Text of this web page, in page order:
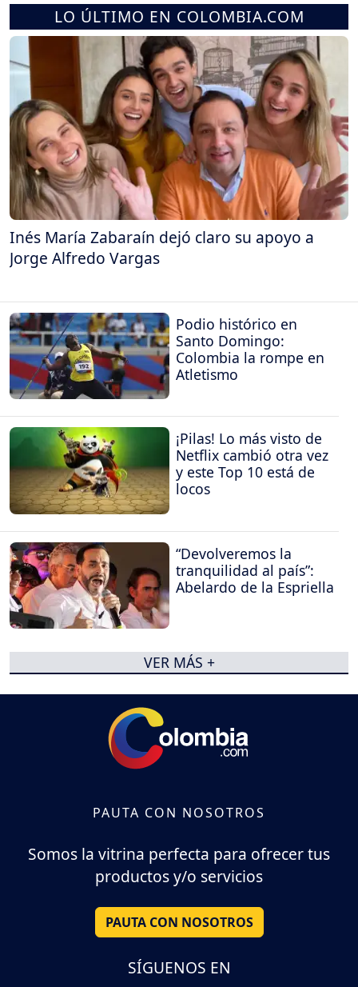
LO ÚLTIMO EN COLOMBIA.COM
Inés María Zabaraín dejó claro su apoyo a
Jorge Alfredo Vargas
Podio histórico en
Santo Domingo:
Colombia la rompe en
Atletismo
¡Pilas! Lo más visto de
Netflix cambió otra vez
y este Top 10 está de
locos
“Devolveremos la
tranquilidad al país”:
Abelardo de la Espriella
VER MÁS +
PAUTA CON NOSOTROS
Somos la vitrina perfecta para ofrecer tus
productos y/o servicios
PAUTA CON NOSOTROS
SÍGUENOS EN